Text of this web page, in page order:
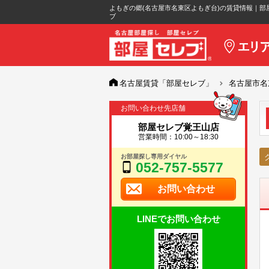
よもぎの郷(名古屋市名東区よもぎ台)の賃貸情報｜部
ブ
名古屋賃貸「部屋セレブ」 名古屋市
お問い合わせ先店舗
部屋セレブ覚王山店
営業時間：10:00～18:30
お部屋探し専用ダイヤル
052-757-5577
お問い合わせ
LINEでお問い合わせ